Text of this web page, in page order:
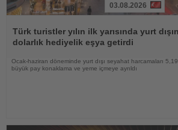
Oku
03.08.2026
Türk turistler yılın ilk yarısında yurt
dolarlık hediyelik eşya getirdi
Ocak-haziran döneminde yurt dışı seyahat harcamaları
büyük pay konaklama ve yeme içmeye ayrıldı